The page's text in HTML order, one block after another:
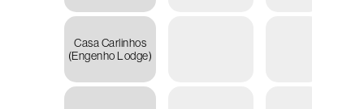
Casa Carlinhos
(Engenho Lodge)